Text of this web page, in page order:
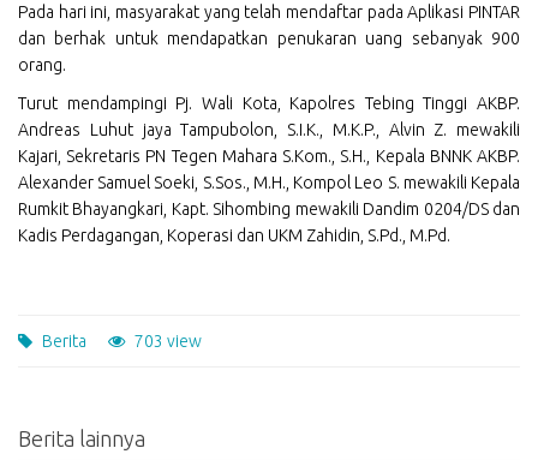
Pada hari ini, masyarakat yang telah mendaftar pada Aplikasi PINTAR
dan berhak untuk mendapatkan penukaran uang sebanyak 900
orang.
Turut mendampingi Pj. Wali Kota, Kapolres Tebing Tinggi AKBP.
Andreas Luhut jaya Tampubolon, S.I.K., M.K.P., Alvin Z. mewakili
Kajari, Sekretaris PN Tegen Mahara S.Kom., S.H., Kepala BNNK AKBP.
Alexander Samuel Soeki, S.Sos., M.H., Kompol Leo S. mewakili Kepala
Rumkit Bhayangkari, Kapt. Sihombing mewakili Dandim 0204/DS dan
Kadis Perdagangan, Koperasi dan UKM Zahidin, S.Pd., M.Pd.
Berita 703 view
Berita lainnya